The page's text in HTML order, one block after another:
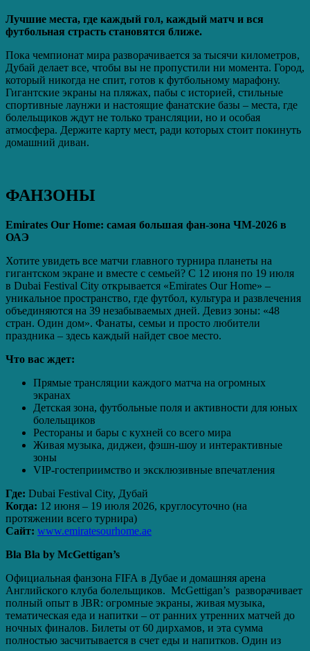
Лучшие места, где каждый гол, каждый матч и вся
футбольная страсть становятся ближе.
Пока чемпионат мира разворачивается за тысячи километров,
Дубай делает все, чтобы вы не пропустили ни момента. Город,
который никогда не спит, готов к футбольному марафону.
Гигантские экраны на пляжах, пабы с историей, стильные
спортивные лаунжи и настоящие фанатские базы – места, где
болельщиков ждут не только трансляции, но и особая
атмосфера. Держите карту мест, ради которых стоит покинуть
домашний диван.
ФАНЗОНЫ
Emirates Our Home: самая большая фан-зона ЧМ‑2026 в
ОАЭ
Хотите увидеть все матчи главного турнира планеты на
гигантском экране и вместе с семьей? С 12 июня по 19 июля
в Dubai Festival City открывается «Emirates Our Home» –
уникальное пространство, где футбол, культура и развлечения
объединяются на 39 незабываемых дней. Девиз зоны: «48
стран. Один дом». Фанаты, семьи и просто любители
праздника – здесь каждый найдет свое место.
Что вас ждет:
Прямые трансляции каждого матча на огромных
экранах
Детская зона, футбольные поля и активности для юных
болельщиков
Рестораны и бары с кухней со всего мира
Живая музыка, диджеи, фэшн-шоу и интерактивные
зоны
VIP-гостеприимство и эксклюзивные впечатления
Где: Dubai Festival City, Дубай
Когда: 12 июня – 19 июля 2026, круглосуточно (на
протяжении всего турнира)
Сайт: www.emiratesourhome.ae
Bla Bla by McGettigan’s
Официальная фанзона FIFA в Дубае и домашняя арена
Английского клуба болельщиков. McGettigan’s разворачивает
полный опыт в JBR: огромные экраны, живая музыка,
тематическая еда и напитки – от ранних утренних матчей до
ночных финалов. Билеты от 60 дирхамов, и эта сумма
полностью засчитывается в счет еды и напитков. Один из